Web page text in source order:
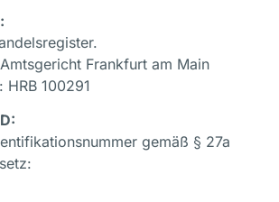
Frankfurt am Main
HRB 100291
gemäß § 27a